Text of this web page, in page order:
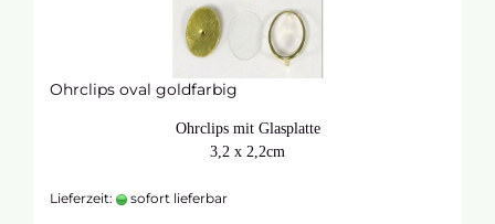
Ohrclips oval goldfarbig
Ohrclips mit Glasplatte
3,2 x 2,2cm
Lieferzeit: sofort lieferbar